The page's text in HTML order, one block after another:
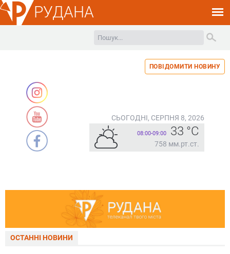
РУДАНА
ПОВІДОМИТИ НОВИНУ
СЬОГОДНІ, СЕРПНЯ 8, 2026
08:00-09:00 33 °C
758 мм.рт.ст.
ОСТАННІ НОВИНИ